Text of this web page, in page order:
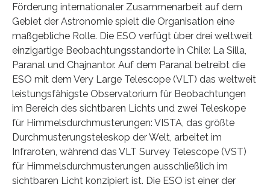
Förderung internationaler Zusammenarbeit auf dem
Gebiet der Astronomie spielt die Organisation eine
maßgebliche Rolle. Die ESO verfügt über drei weltweit
einzigartige Beobachtungsstandorte in Chile: La Silla,
Paranal und Chajnantor. Auf dem Paranal betreibt die
ESO mit dem Very Large Telescope (VLT) das weltweit
leistungsfähigste Observatorium für Beobachtungen
im Bereich des sichtbaren Lichts und zwei Teleskope
für Himmelsdurchmusterungen: VISTA, das größte
Durchmusterungsteleskop der Welt, arbeitet im
Infraroten, während das VLT Survey Telescope (VST)
für Himmelsdurchmusterungen ausschließlich im
sichtbaren Licht konzipiert ist. Die ESO ist einer der